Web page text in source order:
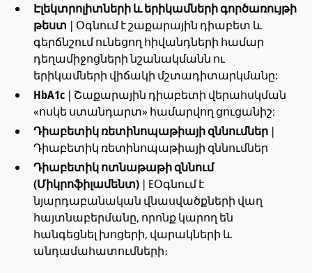
Էլեկտրոլիտների և երիկամների գործառույթի
թեստ | Օգնում է շաքարային դիաբետ և
գերճնշում ունեցող հիվանդների համար
դեղամիջոցների նշանակմանն ու
երիկամների վիճակի մշտադիտարկմանը:
HbA1c| Շաքարային դիաբետի վերահսկման
«ոսկե ստանդարտ» համարվող ցուցանիշ:
Դիաբետիկ ռետինոպաթիայի զննումներ|
Դիաբետիկ ռետինոպաթիայի զննումներ
Դիաբետիկ ոտնաթաթի զննում
(Միկրոֆիլամենտ)| EՕգնում է
նյարդաբանական վնասվածքների վաղ
հայտնաբերմանը, որոնք կարող են
հանգեցնել խոցերի, վարակների և
անդամահատումների։